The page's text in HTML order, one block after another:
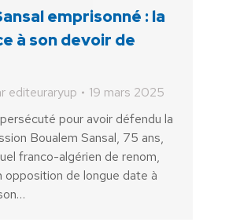
emprisonné : la
à son devoir de
editeuraryup
19 mars 2025
pour avoir défendu la
Boualem Sansal, 75 ans,
franco-algérien de renom,
opposition de longue date à